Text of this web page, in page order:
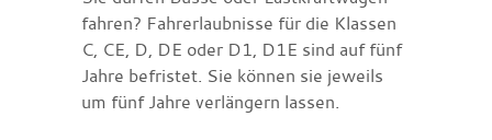
fahren? Fahrerlaubnisse für die Klassen
C, CE, D, DE oder D1, D1E sind auf fünf
Jahre befristet. Sie können sie jeweils
um fünf Jahre verlängern lassen.